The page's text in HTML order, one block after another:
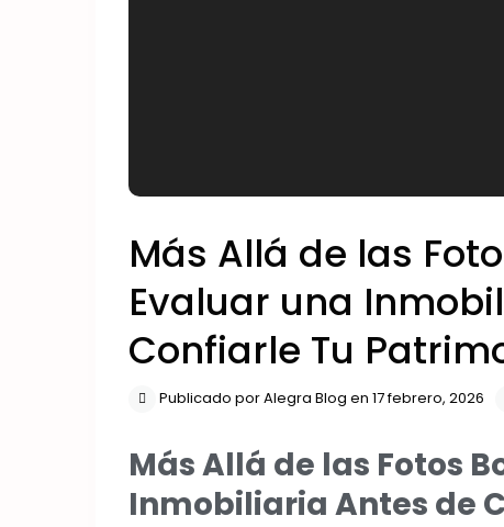
Más Allá de las
Evaluar una
Confiarle Tu
Publicado por Alegra Blog en 17 febrero, 2026
Más Allá de las Fotos
Inmobiliaria Antes de